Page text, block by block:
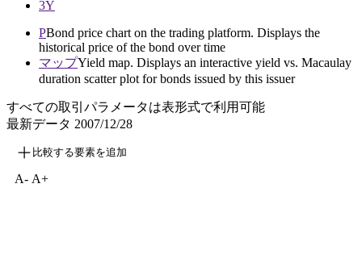
3Y
PBond price chart on the trading platform. Displays the
historical price of the bond over time
マップYield map. Displays an interactive yield vs. Macaulay
duration scatter plot for bonds issued by this issuer
すべての取引パラメータは表形式で利用可能
最新データ 2007/12/28
比較する要素を追加